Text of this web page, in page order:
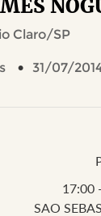
Claro/SP
31/07/
17:00
SAO